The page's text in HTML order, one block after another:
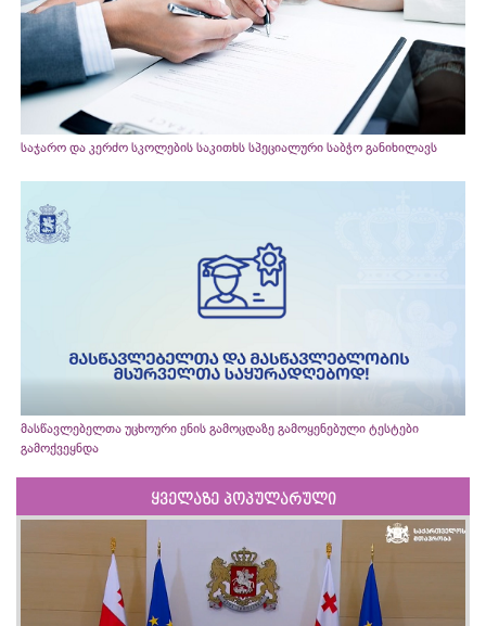
საჯარო და კერძო სკოლების საკითხს სპეციალური საბჭო განიხილავს
მასწავლებელთა უცხოური ენის გამოცდაზე გამოყენებული ტესტები
გამოქვეყნდა
ყველაზე პოპულარული